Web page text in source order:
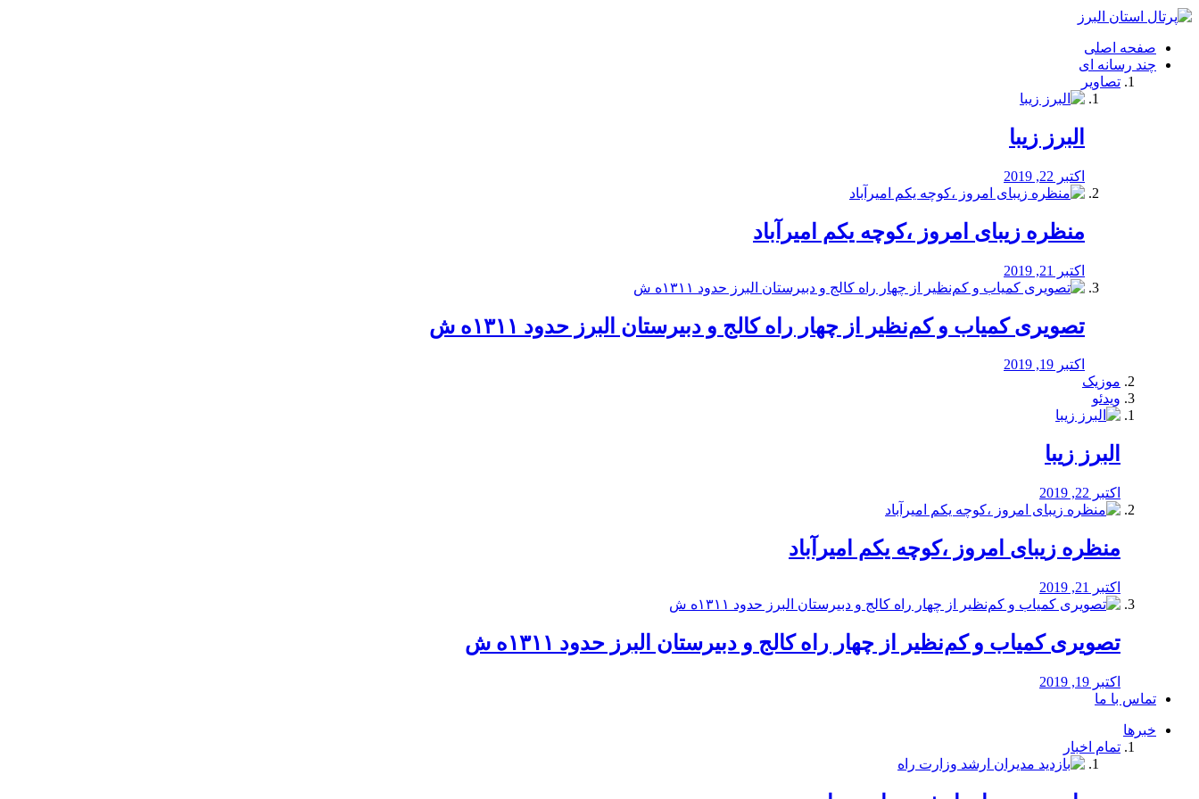
فصد
شرق
تهران
خشکشویی
صفحه اصلی
چند رسانه ای
تصاویر
البرز زیبا
اکتبر 22, 2019
منظره‌‌ زیبای امروز ،کوچه یکم امیرآباد
اکتبر 21, 2019
️تصویری کمیاب و کم‌نظیر از چهار راه كالج و دبيرستان البرز حدود ۱۳۱۱ه ش
اکتبر 19, 2019
موزیک
ویدئو
البرز زیبا
اکتبر 22, 2019
منظره‌‌ زیبای امروز ،کوچه یکم امیرآباد
اکتبر 21, 2019
️تصویری کمیاب و کم‌نظیر از چهار راه كالج و دبيرستان البرز حدود ۱۳۱۱ه ش
اکتبر 19, 2019
تماس با ما
خبرها
تمام اخبار